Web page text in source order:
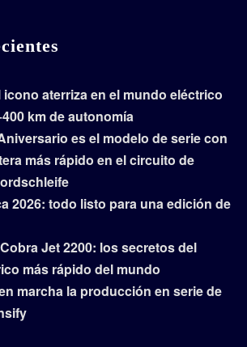
icono aterriza en el mundo eléctrico
km de autonomía
es el modelo de serie con
más rápido en el circuito de
2026: todo listo para una edición de
Jet 2200: los secretos del
más rápido del mundo
marcha la producción en serie de